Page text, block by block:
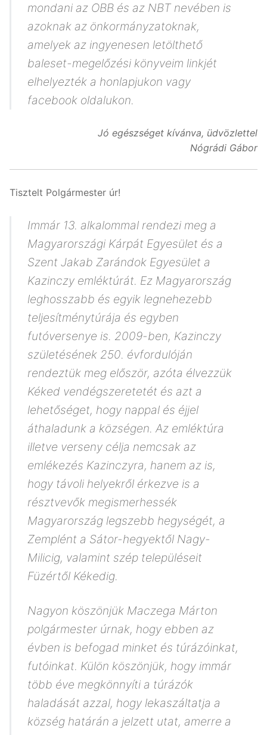
mondani az OBB és az NBT nevében is
azoknak az önkormányzatoknak,
amelyek az ingyenesen letölthető
baleset-megelőzési könyveim linkjét
elhelyezték a honlapjukon vagy
facebook oldalukon.
Jó egészséget kívánva, üdvözlettel
Nógrádi Gábor
Tisztelt Polgármester úr!
Immár 13. alkalommal rendezi meg a
Magyarországi Kárpát Egyesület és a
Szent Jakab Zarándok Egyesület a
Kazinczy emléktúrát. Ez Magyarország
leghosszabb és egyik legnehezebb
teljesítménytúrája és egyben
futóversenye is. 2009-ben, Kazinczy
születésének 250. évfordulóján
rendeztük meg először, azóta élvezzük
Kéked vendégszeretetét és azt a
lehetőséget, hogy nappal és éjjel
áthaladunk a községen. Az emléktúra
illetve verseny célja nemcsak az
emlékezés Kazinczyra, hanem az is,
hogy távoli helyekről érkezve is a
résztvevők megismerhessék
Magyarország legszebb hegységét, a
Zemplént a Sátor-hegyektől Nagy-
Milicig, valamint szép településeit
Füzértől Kékedig.
Nagyon köszönjük Maczega Márton
polgármester úrnak, hogy ebben az
évben is befogad minket és túrázóinkat,
futóinkat. Külön köszönjük, hogy immár
több éve megkönnyíti a túrázók
haladását azzal, hogy lekaszáltatja a
község határán a jelzett utat, amerre a